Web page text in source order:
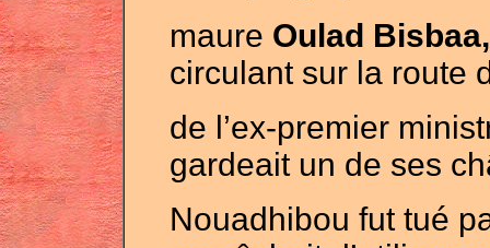
maure Oulad Bisbaa,
circulant sur la route
de l’ex-premier
gardeait un de ses
Nouadhibou fut tué